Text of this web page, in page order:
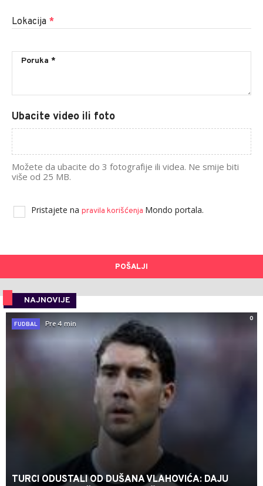
Lokacija *
Ubacite video ili foto
Možete da ubacite do 3 fotografije ili videa. Ne smije biti
više od 25 MB.
Pristajete na pravila korišćenja Mondo portala.
POŠALJI
NAJNOVIJE
0
FUDBAL
Pre 4 min
TURCI ODUSTALI OD DUŠANA VLAHOVIĆA: DAJU